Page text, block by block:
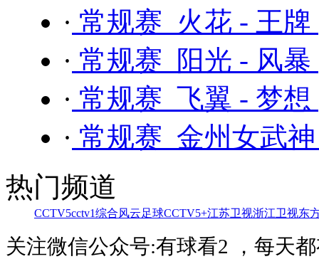
· 常规赛 火花 - 王牌
· 常规赛 阳光 - 风暴
· 常规赛 飞翼 - 梦想
· 常规赛 金州女武
热门频道
CCTV5cctv1综合风云足球CCTV5+江苏卫视浙江卫视东
关注微信公众号:有球看2 ，每天